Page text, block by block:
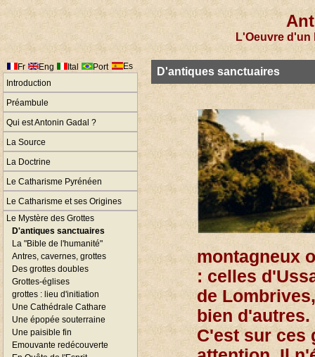
L'Oeuvre
Fr Eng Ital Port
Es
Introduction
Préambule
Qui est Antonin Gadal ?
La Source
La Doctrine
Le Catharisme Pyrénéen
Le Catharisme et ses Origines
Le Mystère des Grottes
D'antiques sanctuaires
La "Bible de l'humanité"
Antres, cavernes, grottes
Des grottes doubles
Grottes-églises
grottes : lieu d'initiation
Une Cathédrale Cathare
Une épopée souterraine
Une paisible fin
Emouvante redécouverte
D'antiques sanctuaires
montagneux
: celles
de
bien d'autres.
C'est sur ces